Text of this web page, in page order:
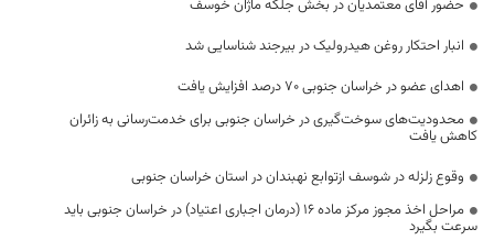
حضور آقای معتمدیان در بخش جلگه ماژان خوسف
انبار احتکار روغن هیدرولیک در بیرجند شناسایی شد
اهدای عضو در خراسان جنوبی ۷۰ درصد افزایش یافت
محدودیت‌های سوخت‌گیری در خراسان جنوبی برای خدمت‌رسانی به زائران
کاهش یافت
وقوع زلزله در شوسف ازتوابع نهبندان در استان خراسان جنوبی
مراحل اخذ مجوز مرکز ماده ۱۶ (درمان اجباری اعتیاد) در خراسان جنوبی باید
سرعت بگیرد